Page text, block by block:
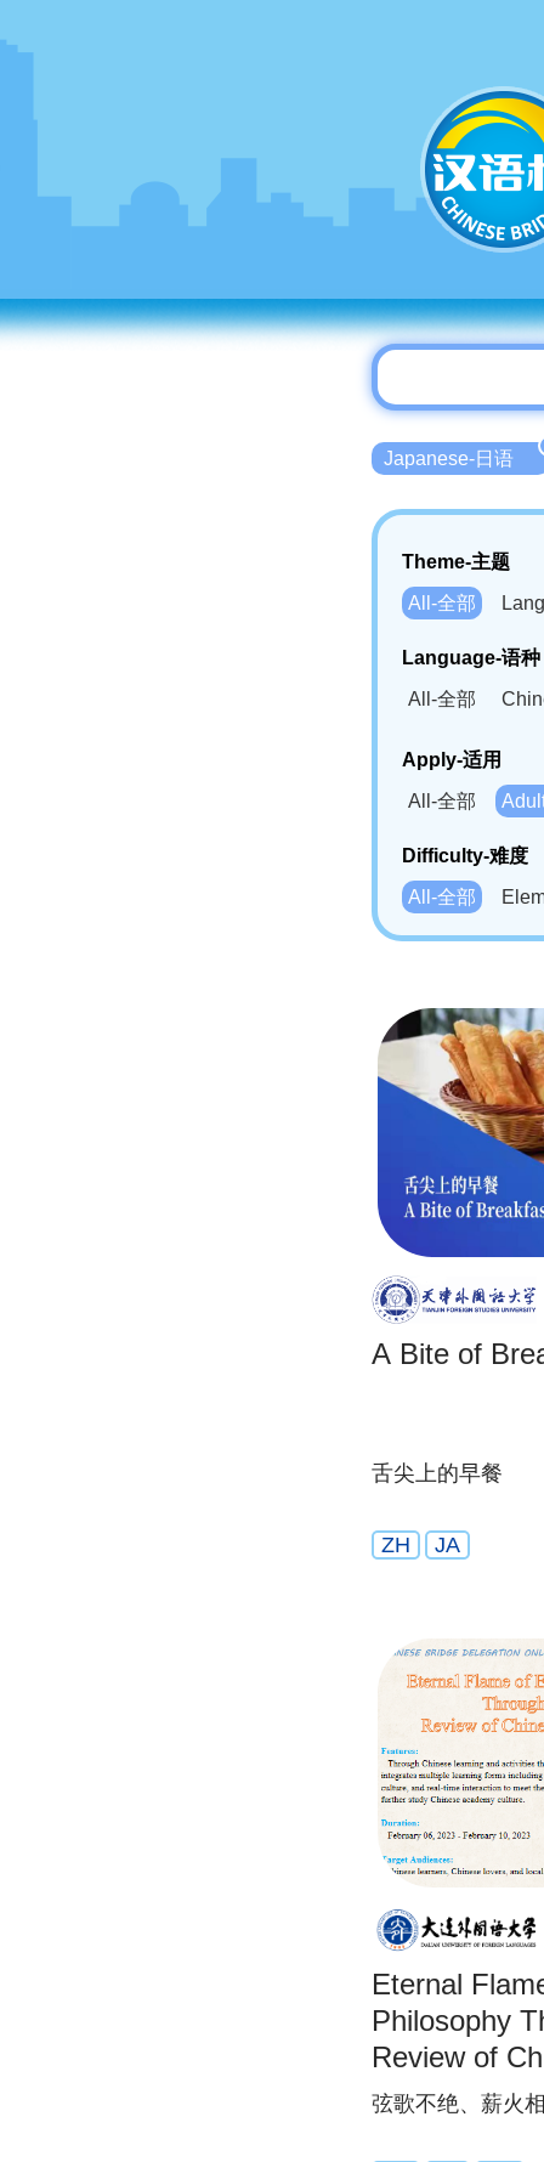
Japanese-日语
Theme-主题
All-全部
Language-语种
All-全部
Bahasa
Swahili(SW)-
Apply-适用
All-全部
Difficulty-难度
All-全部
A Bite of
舌尖上的早餐
ZH JA
Eternal
Philosophy
Review of
Culture
弦歌不绝、薪火